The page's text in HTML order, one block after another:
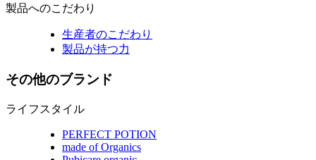
製品へのこだわり
生産者のこだわり
製品が持つ力
その他のブランド
ライフスタイル
PERFECT POTION
made of Organics